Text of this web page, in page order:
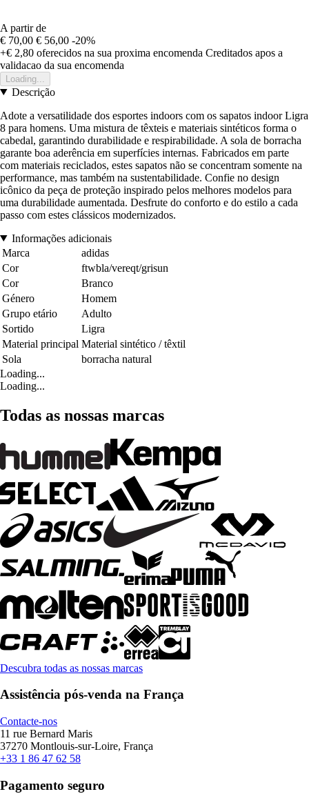
A partir de
€ 70,00 € 56,00 -20%
+€ 2,80 oferecidos na sua proxima encomenda Creditados apos a
validacao da sua encomenda
Loading...
Descrição
Adote a versatilidade dos esportes indoors com os sapatos indoor Ligra
8 para homens. Uma mistura de têxteis e materiais sintéticos forma o
cabedal, garantindo durabilidade e respirabilidade. A sola de borracha
garante boa aderência em superfícies internas. Fabricados em parte
com materiais reciclados, estes sapatos não se concentram somente na
performance, mas também na sustentabilidade. Confie no design
icônico da peça de proteção inspirado pelos melhores modelos para
uma durabilidade aumentada. Desfrute do conforto e do estilo a cada
passo com estes clássicos modernizados.
Informações adicionais
Marca
adidas
Cor
ftwbla/vereqt/grisun
Cor
Branco
Género
Homem
Grupo etário
Adulto
Sortido
Ligra
Material principal Material sintético / têxtil
Sola
borracha natural
Loading...
Loading...
Todas as nossas marcas
Descubra todas as nossas marcas
Assistência pós-venda na França
Contacte-nos
11 rue Bernard Maris
37270 Montlouis-sur-Loire, França
+33 1 86 47 62 58
Pagamento seguro